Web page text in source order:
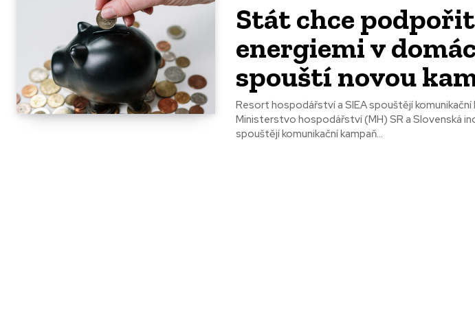
Stát chce
energiemi v
spouští novou
Resort hospodářství a SIEA spouštějí
Ministerstvo hospodářství (MH) SR a Slovenská
spouštějí komunikační kampaň...